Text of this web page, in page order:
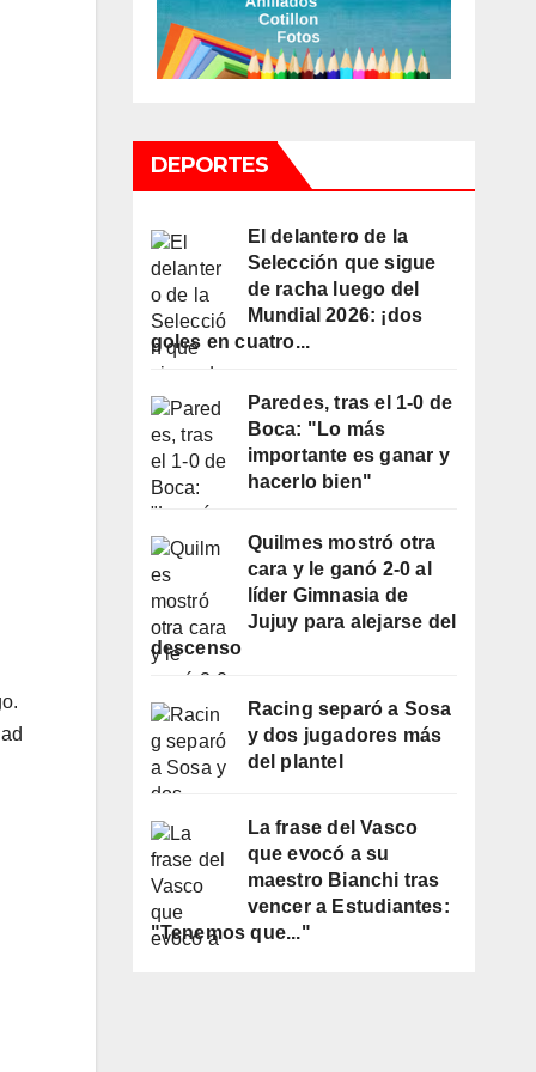
DEPORTES
El delantero de la
Selección que sigue
de racha luego del
Mundial 2026: ¡dos
goles en cuatro...
Paredes, tras el 1-0 de
Boca: "Lo más
importante es ganar y
hacerlo bien"
Quilmes mostró otra
cara y le ganó 2-0 al
líder Gimnasia de
Jujuy para alejarse del
descenso
Racing separó a Sosa
y dos jugadores más
del plantel
La frase del Vasco
que evocó a su
maestro Bianchi tras
vencer a Estudiantes:
"Tenemos que..."